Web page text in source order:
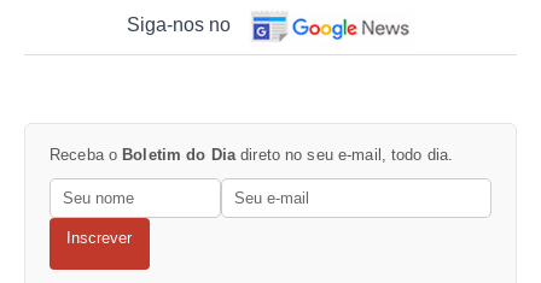
Siga-nos no
Receba o Boletim do Diadireto no seu e-mail, todo dia.
Inscrever